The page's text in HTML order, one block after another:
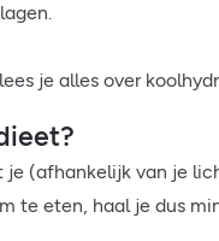
lees je alles over
(afhankelijk van je
te eten, haal je dus